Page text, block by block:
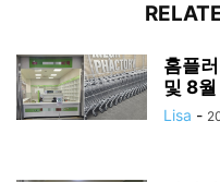
홈플
및 8
Lisa -